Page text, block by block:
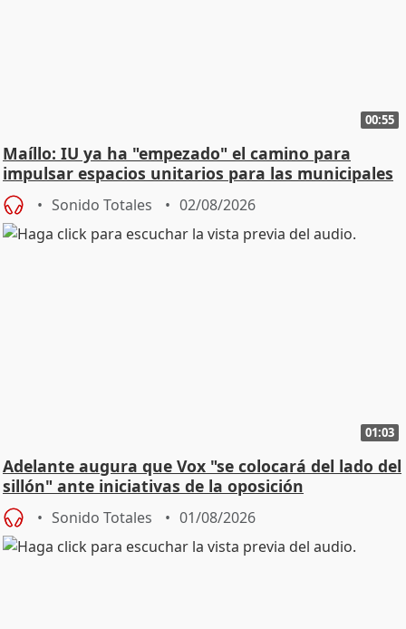
00:55
Maíllo: IU ya ha "empezado" el camino para
impulsar espacios unitarios para las municipales
Sonido Totales 02/08/2026
01:03
Adelante augura que Vox "se colocará del lado del
sillón" ante iniciativas de la oposición
Sonido Totales 01/08/2026